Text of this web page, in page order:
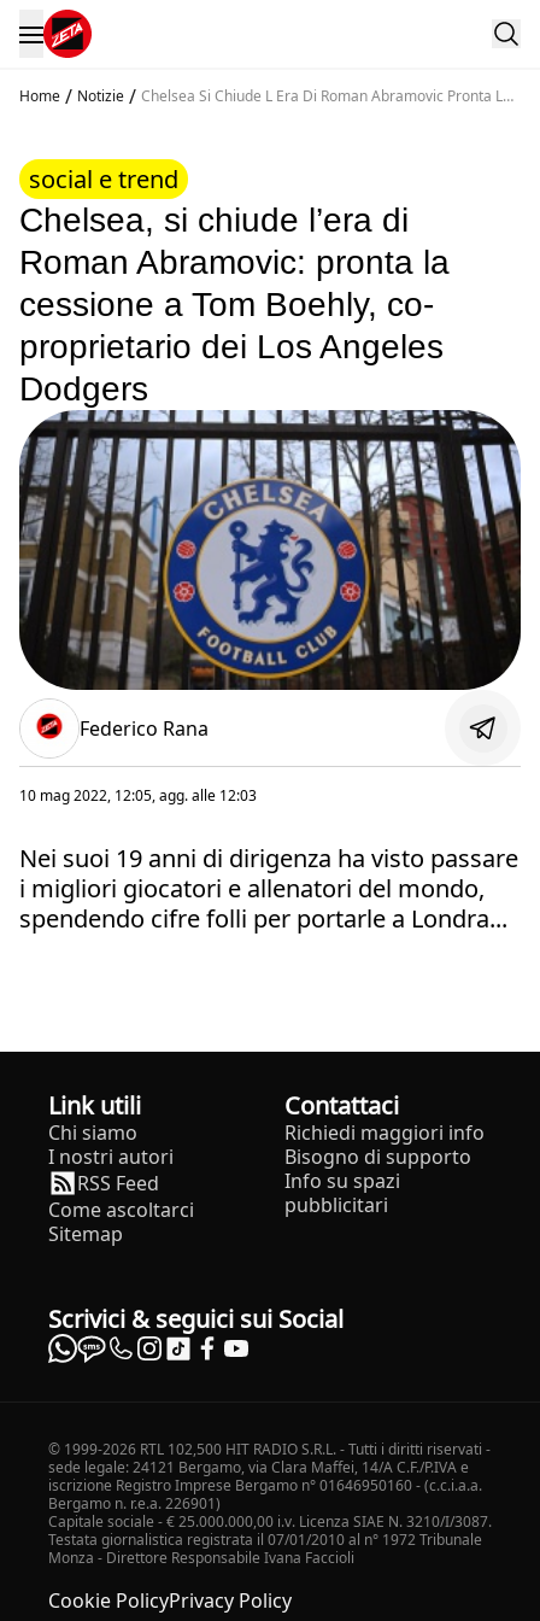
Home / Notizie / Chelsea Si Chiude L Era Di Roman Abramovic Pronta La
social e trend
Chelsea, si chiude l’era di
Roman Abramovic: pronta la
cessione a Tom Boehly, co-
proprietario dei Los Angeles
Dodgers
Federico Rana
10 mag 2022, 12:05, agg. alle 12:03
Nei suoi 19 anni di dirigenza ha visto passare
i migliori giocatori e allenatori del mondo,
spendendo cifre folli per portarle a Londra...
Link utili
Chi siamo
I nostri autori
RSS Feed
Come ascoltarci
Sitemap
Contattaci
Richiedi maggiori info
Bisogno di supporto
Info su spazi
pubblicitari
Scrivici & seguici sui Social
© 1999-2026 RTL 102,500 HIT RADIO S.R.L. - Tutti i diritti riservati -
sede legale: 24121 Bergamo, via Clara Maffei, 14/A C.F./P.IVA e
iscrizione Registro Imprese Bergamo n° 01646950160 - (c.c.i.a.a.
Bergamo n. r.e.a. 226901)
Capitale sociale - € 25.000.000,00 i.v. Licenza SIAE N. 3210/I/3087.
Testata giornalistica registrata il 07/01/2010 al n° 1972 Tribunale
Monza - Direttore Responsabile Ivana Faccioli
Cookie PolicyPrivacy Policy